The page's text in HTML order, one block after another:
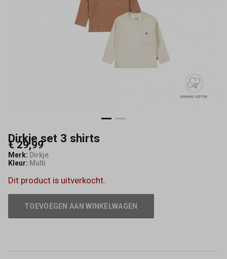
Dirkje set 3 shirts
€ 29,99
Merk: Dirkje
Kleur: Multi
Dit product is uitverkocht.
TOEVOEGEN AAN WINKELWAGEN